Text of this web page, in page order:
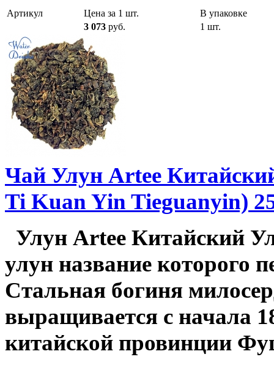
Артикул Цена за 1 шт.
В упаковке
3 073 руб. 1 шт.
Чай Улун Artee
Ti Kuan Yin Tieguanyin)
Улун Artee Китайский
улун название которого
Стальная богиня
выращивается с начала
китайской провинции